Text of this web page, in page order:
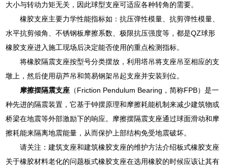
大小与转动力矩无关，因此球型支座可适应各种转角的需要。
橡胶支座主要力学性能指标如：抗压弹性模量、抗剪弹性模量、
水平抗剪倾角、不锈钢板摩擦系数、极限抗压强度等，都是QZ球形
橡胶支座进入施工现场后决定能否使用的重点检测指标。
将橡胶隔震支座按型号分类摆放，利用塔吊将支座吊至相应的支
墩上，然后使用葫芦吊和简易钢架吊起支座并安装到位。
摩擦摆隔震支座 （Friction Pendulum Bearing，简称FPB）是一
种先进的隔震装置，它基于钟摆原理和摩擦耗能机制来减少建筑物或
桥梁在地震等外部激励下的响应。摩擦摆隔震支座通过球面滑动和摩
擦耗能来隔离地震能量，从而保护上部结构免受地震破坏。
请关注：建筑支座和建筑橡胶支座的维护方法介绍板式橡胶支座
关于橡胶材料老化的问题板式橡胶支座在选用橡胶的时候应该让其有